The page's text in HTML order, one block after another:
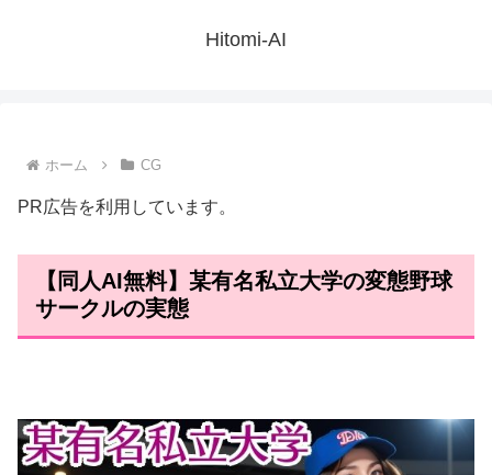
Hitomi-AI
ホーム CG
PR広告を利用しています。
【同人AI無料】某有名私立大学の変態野球
サークルの実態